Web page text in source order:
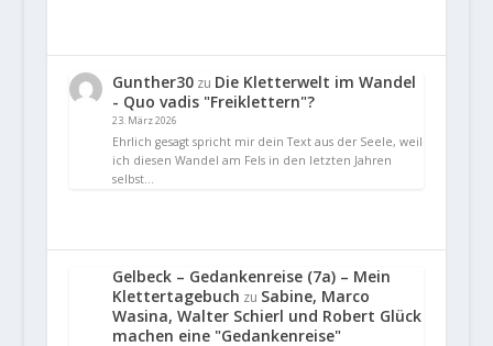
Gunther30zu Die Kletterwelt im Wandel
- Quo vadis "Freiklettern"?
23. März 2026
Ehrlich gesagt spricht mir dein Text aus der Seele, weil
ich diesen Wandel am Fels in den letzten Jahren
selbst…
Gelbeck – Gedankenreise (7a) – Mein
Klettertagebuch zu Sabine, Marco
Wasina, Walter Schierl und Robert Glück
machen eine "Gedankenreise"